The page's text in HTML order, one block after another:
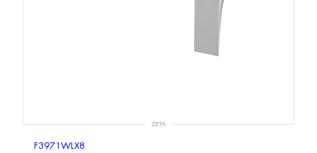
ZETA
F3971WLX8